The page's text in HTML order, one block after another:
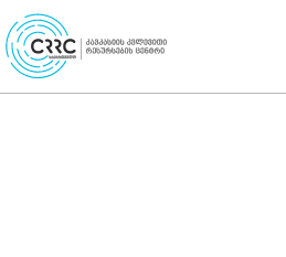
Skip
to
content